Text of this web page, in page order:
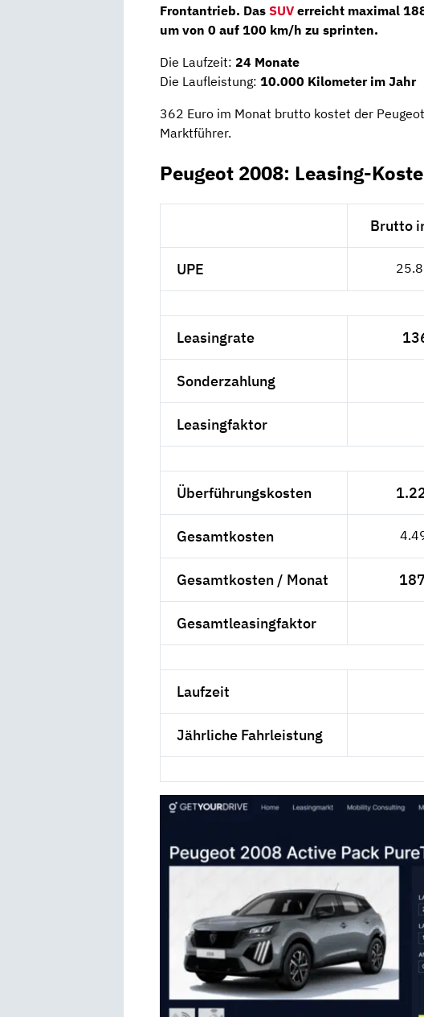
Frontantrieb. Das SUV erreicht maximal
um von 0 auf 100 km/h zu sprinten.
Die Laufzeit: 24 Monate
Die Laufleistung: 10.000 Kilometer im Jahr
362 Euro im Monat brutto kostet der
Marktführer.
Peugeot 2008: Leasing-
Brutto
UPE
Leasingrate
Sonderzahlung
Leasingfaktor
Überführungskosten
Gesamtkosten
Gesamtkosten / Monat
Gesamtleasingfaktor
Laufzeit
Jährliche Fahrleistung